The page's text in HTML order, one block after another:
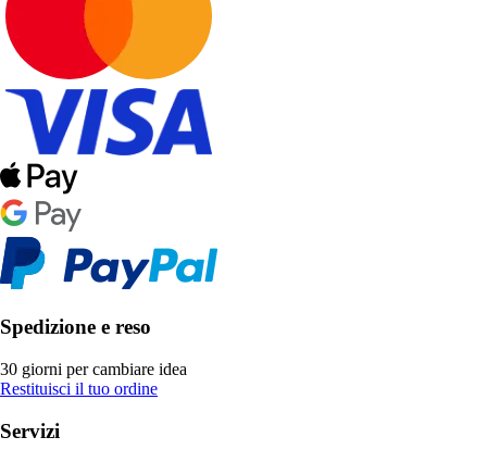
Spedizione e reso
30 giorni per cambiare idea
Restituisci il tuo ordine
Servizi